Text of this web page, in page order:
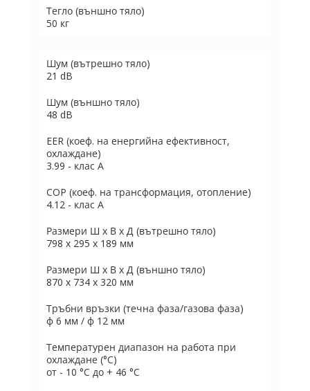
Тегло (външно тяло)
50 кг
Шум (вътрешно тяло)
21 dB
Шум (външно тяло)
48 dB
EER (коеф. на енергийна ефективност,
охлаждане)
3.99 - клас А
COP (коеф. на трансформация, отопление)
4.12 - клас А
Размери Ш х В х Д (вътрешно тяло)
798 x 295 x 189 мм
Размери Ш х В х Д (външно тяло)
870 x 734 x 320 мм
Тръбни връзки (течна фаза/газова фаза)
ф 6 мм / ф 12 мм
Температурен диапазон на работа при
охлаждане (°C)
от - 10 °C до + 46 °C